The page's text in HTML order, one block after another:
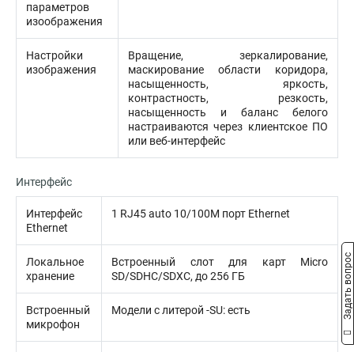
параметров
изоображения
Настройки
изображения
Вращение, зеркалирование,
маскирование области коридора,
насыщенность, яркость,
контрастность, резкость,
насыщенность и баланс белого
настраиваются через клиентское ПО
или веб-интерфейс
Интерфейс
Интерфейс
Ethernet
1 RJ45 auto 10/100M порт Ethernet
Локальное
хранение
Встроенный слот для карт Micro
SD/SDHC/SDXC, до 256 ГБ
Встроенный
микрофон
Модели с литерой -SU: есть Задать вопрос